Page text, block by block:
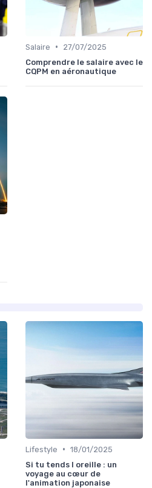
Salaire •
27/07/2025
Comprendre le salaire avec le
CQPM en aéronautique
Lifestyle • 18/01/2025
Si tu tends l oreille : un
voyage au cœur de
l'animation japonaise